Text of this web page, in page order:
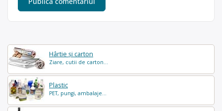
Hârtie și carton
Ziare, cutii de carton...
Plastic
PET, pungi, ambalaje...